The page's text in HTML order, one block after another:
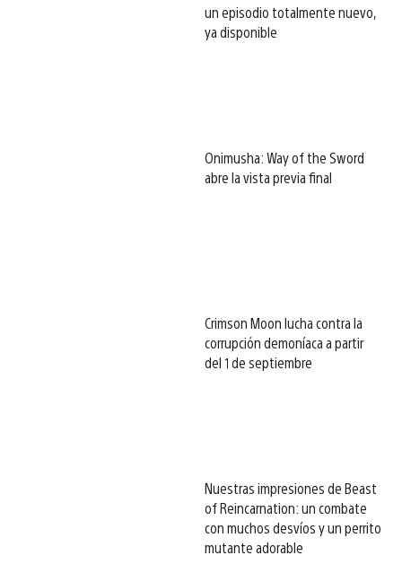
un episodio totalmente nuevo,
ya disponible
Onimusha: Way of the Sword
abre la vista previa final
Crimson Moon lucha contra la
corrupción demoníaca a partir
del 1 de septiembre
Nuestras impresiones de Beast
of Reincarnation: un combate
con muchos desvíos y un perrito
mutante adorable